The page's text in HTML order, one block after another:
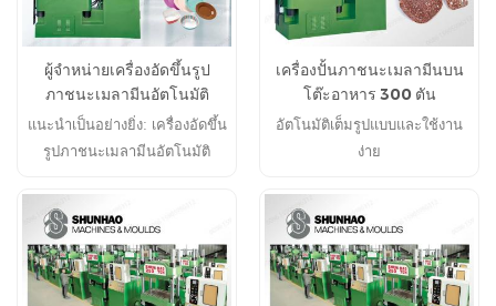
ผู้จำหน่ายเครื่องอัดขึ้นรูป
ภาชนะเมลามีนอัตโนมัติ
แนะนำเป็นอย่างยิ่ง: เครื่องอัดขึ้น
รูปภาชนะเมลามีนอัตโนมัติ
เครื่องปั้นภาชนะเมลามีนบน
โต๊ะอาหาร 300 ตัน
อัตโนมัติเต็มรูปแบบและใช้งาน
ง่าย